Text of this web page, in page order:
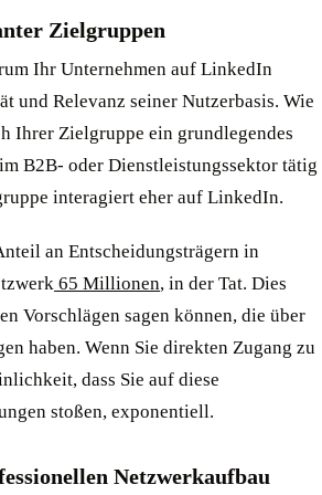
Zielgruppen
Ihr Unternehmen auf LinkedIn
und Relevanz seiner Nutzerbasis. Wie
Ihrer Zielgruppe ein grundlegendes
B2B- oder Dienstleistungssektor tätig
interagiert eher auf LinkedIn.
an Entscheidungsträgern in
65 Millionen, in der Tat. Dies
Vorschlägen sagen können, die über
haben. Wenn Sie direkten Zugang zu
dass Sie auf diese
stoßen, exponentiell.
Netzwerkaufbau